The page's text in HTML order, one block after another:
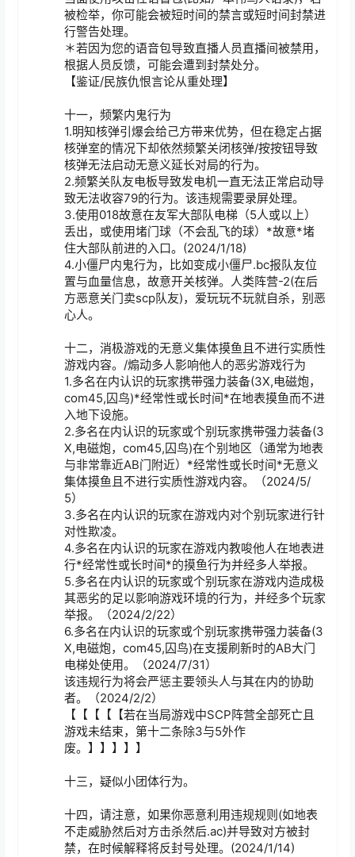
被检举，你可能会被短时间的禁言或短时间封禁进
行警告处理。
＊若因为您的语音包导致直播人员直播间被禁用，
根据人员反馈，可能会遭到封禁处分。
【鉴证/民族仇恨言论从重处理】
十一，频繁内鬼行为
1.明知核弹引爆会给己方带来优势，但在稳定占据
核弹室的情况下却依然频繁关闭核弹/按按钮导致
核弹无法启动无意义延长对局的行为。
2.频繁关队友电板导致发电机一直无法正常启动导
致无法收容79的行为。该违规需要录屏处理。
3.使用018故意在友军大部队电梯（5人或以上）
丢出，或使用堵门球（不会乱飞的球）*故意*堵
住大部队前进的入口。(2024/1/18)
4.小僵尸内鬼行为，比如变成小僵尸.bc报队友位
置与血量信息，故意开关核弹。人类阵营-2(在后
方恶意关门卖scp队友)，爱玩玩不玩就自杀，别恶
心人。
十二，消极游戏的无意义集体摸鱼且不进行实质性
游戏内容。/煽动多人影响他人的恶劣游戏行为
1.多名在内认识的玩家携带强力装备(3X,电磁炮，
com45,囚鸟)*经常性或长时间*在地表摸鱼而不进
入地下设施。
2.多名在内认识的玩家或个别玩家携带强力装备(3
X,电磁炮，com45,囚鸟)在个别地区（通常为地表
与非常靠近AB门附近）*经常性或长时间*无意义
集体摸鱼且不进行实质性游戏内容。（2024/5/
5）
3.多名在内认识的玩家在游戏内对个别玩家进行针
对性欺凌。
4.多名在内认识的玩家在游戏内教唆他人在地表进
行*经常性或长时间*的摸鱼行为并经多人举报。
5.多名在内认识的玩家或个别玩家在游戏内造成极
其恶劣的足以影响游戏环境的行为，并经多个玩家
举报。（2024/2/22）
6.多名在内认识的玩家或个别玩家携带强力装备(3
X,电磁炮，com45,囚鸟)在支援刷新时的AB大门
电梯处使用。（2024/7/31）
该违规行为将会严惩主要领头人与其在内的协助
者。（2024/2/2）
【【【【【若在当局游戏中SCP阵营全部死亡且
游戏未结束，第十二条除3与5外作
废。】】】】】
十三，疑似小团体行为。
十四，请注意，如果你恶意利用违规规则(如地表
不走威胁然后对方击杀然后.ac)并导致对方被封
禁，在时候解释将反封号处理。(2024/1/14)